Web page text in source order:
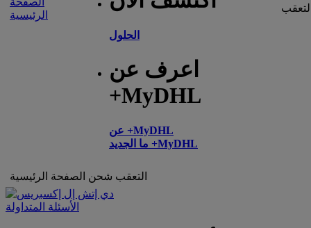
الرئيسية
الحلول
اعرف عن
+MyDHL
عن +MyDHL
ما الجديد +MyDHL
الصفحة الرئيسية شحن التعقب
الأسئلة المتداولة